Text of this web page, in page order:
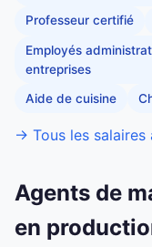
Professeur certifié
Employés
entreprises
Aide de cuisine
→ Tous les salaires
Agents de
en